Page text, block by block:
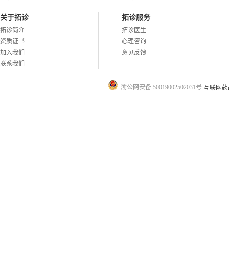
关于拓诊
拓诊简介
资质证书
加入我们
联系我们
拓诊服务
拓诊医生
心理咨询
意见反馈
渝公网安备 50019002502031号 互联网